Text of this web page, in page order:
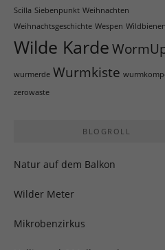
Scilla Siebenpunkt Weihnachten
Weihnachtsgeschichte Wespen Wildbienen
Wilde Karde
wurmerde Wurmkiste
zerowaste
BLOGROLL
Natur auf dem Balkon
Wilder Meter
Mikrobenzirkus